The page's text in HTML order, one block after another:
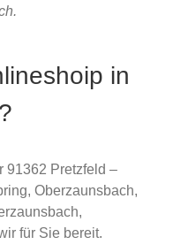
in
91362 Pretzfeld –
Oberzaunsbach,
für Sie bereit.